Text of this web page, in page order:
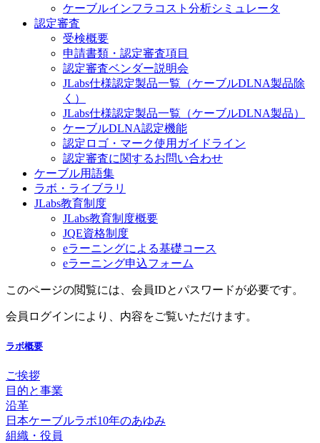
ケーブルインフラコスト分析シミュレータ
認定審査
受検概要
申請書類・認定審査項目
認定審査ベンダー説明会
JLabs仕様認定製品一覧（ケーブルDLNA製品除
く）
JLabs仕様認定製品一覧（ケーブルDLNA製品）
ケーブルDLNA認定機能
認定ロゴ・マーク使用ガイドライン
認定審査に関するお問い合わせ
ケーブル用語集
ラボ・ライブラリ
JLabs教育制度
JLabs教育制度概要
JQE資格制度
eラーニングによる基礎コース
eラーニング申込フォーム
このページの閲覧には、会員IDとパスワードが必要です。
会員ログインにより、内容をご覧いただけます。
ラボ概要
ご挨拶
目的と事業
沿革
日本ケーブルラボ10年のあゆみ
組織・役員